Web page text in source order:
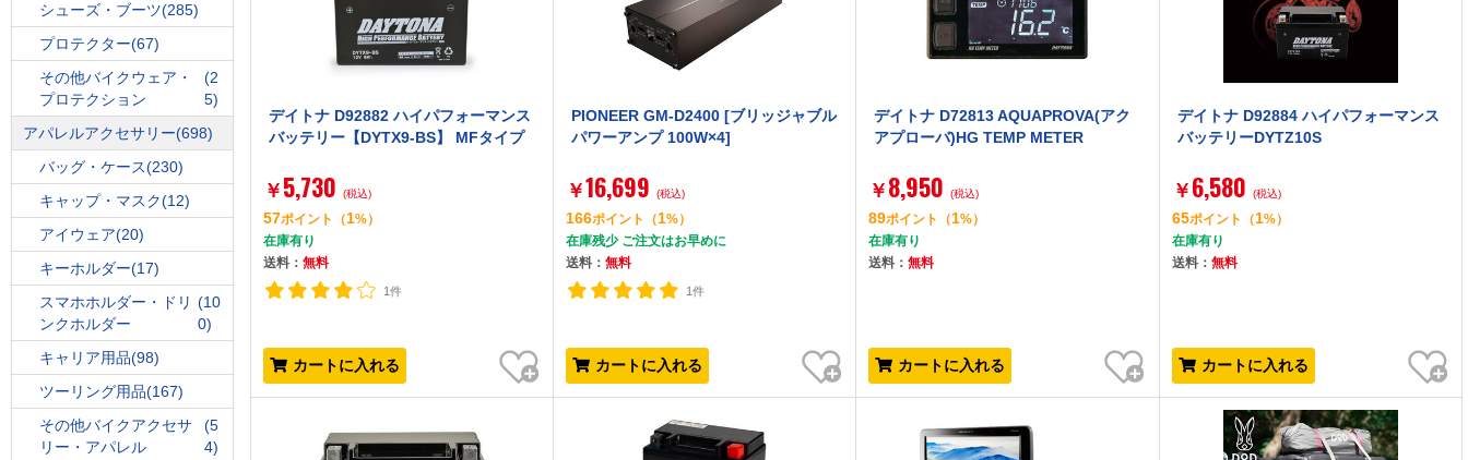
デイトナ D92882 ハイパフォーマンス
バッテリー【DYTX9-BS】 MFタイプ
￥ 5,730 (税込)
57ポイント （1%）
在庫有り
送料：無料
1件
カートに入れる
お気に入り
PIONEER GM-D2400 [ブリッジャブル
パワーアンプ 100W×4]
￥16,699 (税込)
166ポイント （1%）
在庫残少 ご注文はお早めに
送料： 無料
1件
カートに入れる
お気に入り
デイトナ D72813 AQUAPROVA(アク
アプローバ)HG TEMP METER
￥ 8,950 (税込)
89ポイント （1%）
在庫有り
送料：無料
カートに入れる
お気に入り
デイトナ D92884 ハイパフォーマンス
バッテリーDYTZ10S
￥ 6,580 (税込)
65ポイント （1%）
在庫有り
送料： 無料
カートに入れる
お気に入り
シューズ・ブーツ(285)
プロテクター(67)
その他バイクウェア・
プロテクション
(2
5)
アパレルアクセサリー(698)
バッグ・ケース(230)
キャップ・マスク(12)
アイウェア(20)
キーホルダー(17)
スマホホルダー・ドリ
ンクホルダー
(10
0)
キャリア用品(98)
ツーリング用品(167)
その他バイクアクセサ
リー・アパレル
(5
4)